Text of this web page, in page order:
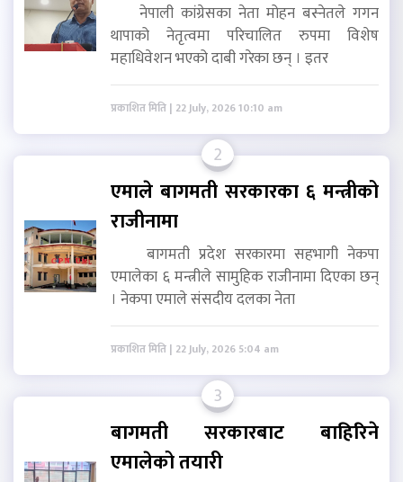
नेपाली कांग्रेसका नेता मोहन बस्नेतले गगन
थापाको नेतृत्वमा परिचालित रुपमा विशेष
महाधिवेशन भएको दाबी गरेका छन् । इतर
प्रकाशित मिति | 22 July, 2026 10:10 am
2
एमाले बागमती सरकारका ६ मन्त्रीको
राजीनामा
बागमती प्रदेश सरकारमा सहभागी नेकपा
एमालेका ६ मन्त्रीले सामुहिक राजीनामा दिएका छन्
। नेकपा एमाले संसदीय दलका नेता
प्रकाशित मिति | 22 July, 2026 5:04 am
3
बागमती सरकारबाट बाहिरिने
एमालेको तयारी